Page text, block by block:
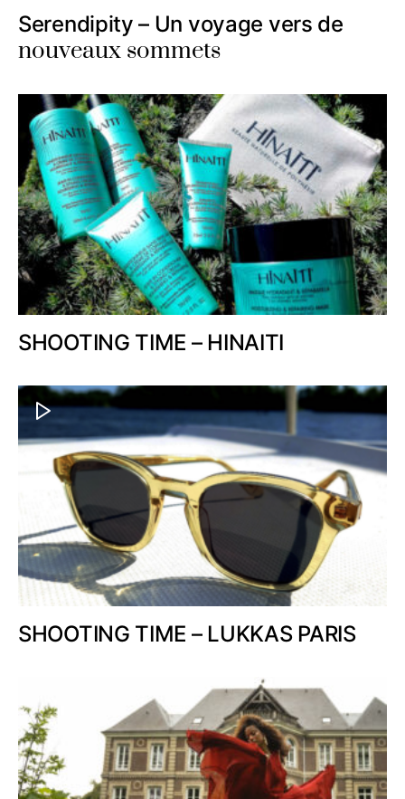
Serendipity – Un voyage vers de
nouveaux sommets
SHOOTING TIME – HINAITI
SHOOTING TIME – LUKKAS PARIS